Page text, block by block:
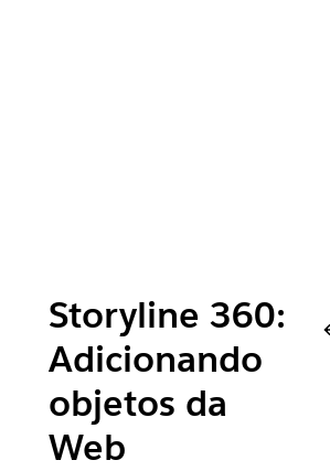
Storyline 360:
Adicionando
objetos da
Web